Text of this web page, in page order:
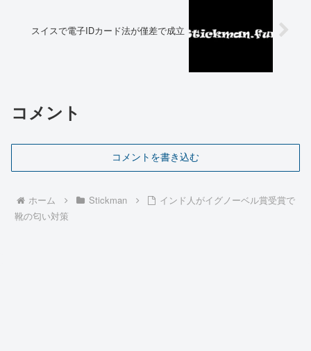
スイスで電子IDカード法が僅差で成立
コメント
コメントを書き込む
ホーム Stickman
インド人がイグノーベル賞受賞で
靴の匂い対策